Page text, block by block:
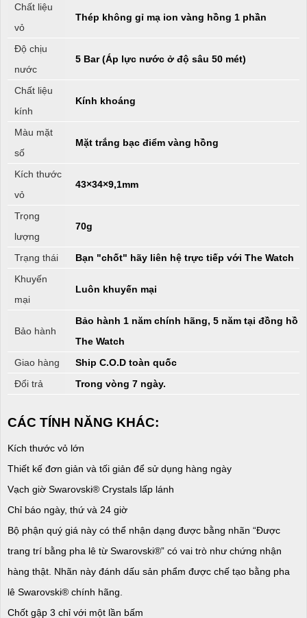
Chất liệu
vỏ
Thép không gỉ mạ ion vàng hồng 1 phần
Độ chịu
nước
5 Bar (Áp lực nước ở độ sâu 50 mét)
Chất liệu
kính
Kính khoáng
Màu mặt
số
Mặt trắng bạc điểm vàng hồng
Kích thước
vỏ
43×34×9,1mm
Trọng
lượng
70g
Trạng thái
Bạn "chốt" hãy liên hệ trực tiếp với The Watch
Khuyến
mại
Luôn khuyến mại
Bảo hành
Bảo hành 1 năm chính hãng, 5 năm tại đồng hồ
The Watch
Giao hàng
Ship C.O.D toàn quốc
Đổi trả
Trong vòng 7 ngày.
CÁC TÍNH NĂNG KHÁC:
Kích thước vỏ lớn
Thiết kế đơn giản và tối giản để sử dụng hàng ngày
Vạch giờ Swarovski® Crystals lấp lánh
Chỉ báo ngày, thứ và 24 giờ
Bộ phận quý giá này có thể nhận dạng được bằng nhãn “Được
trang trí bằng pha lê từ Swarovski®” có vai trò như chứng nhận
hàng thật. Nhãn này đánh dấu sản phẩm được chế tạo bằng pha
lê Swarovski® chính hãng.
Chốt gập 3 chỉ với một lần bấm